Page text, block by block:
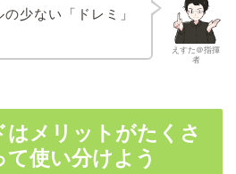
えすた＠指揮
者
少ない「ドレミ」
はメリットがたくさ
使い分けよう